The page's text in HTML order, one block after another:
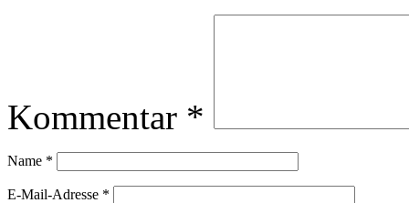
Kommentar *
Name *
E-Mail-Adresse *